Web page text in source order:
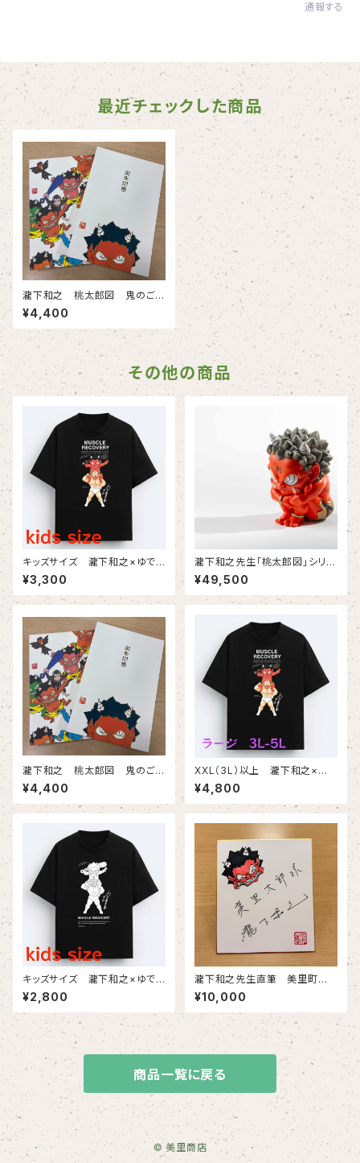
通報する
最近チェックした商品
瀧下和之 桃太郎図 鬼のご
朱印帳
¥4,400
その他の商品
キッズサイズ 瀧下和之×ゆでた
まごコラボチャリティTシャツ（黒
生地にフルカラープリント）
¥3,300
瀧下和之先生「桃太郎図」シリー
ズ 額に「肉」の赤鬼フィギュ
ア 美里町豪雨災害チャリティ
第３弾！（4月発送）
¥49,500
瀧下和之 桃太郎図 鬼のご
朱印帳
¥4,400
XXL（3L）以上 瀧下和之×ゆ
でたまごコラボチャリティTシャ
ツ（黒生地にフルカラープリン
ト）
¥4,800
キッズサイズ 瀧下和之×ゆでた
まごコラボチャリティTシャツ（黒
生地にモノクロプリント）
¥2,800
瀧下和之先生直筆 美里町復
興チャリティ色紙（小）
¥10,000
商品一覧に戻る
© 美里商店